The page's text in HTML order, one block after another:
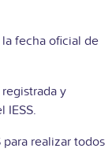
fecha oficial de
y
IESS.
realizar todos